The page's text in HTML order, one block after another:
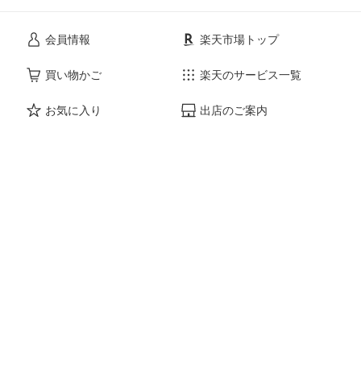
会員情報
買い物かご
お気に入り
楽天市場トップ
楽天のサービス一覧
出店のご案内